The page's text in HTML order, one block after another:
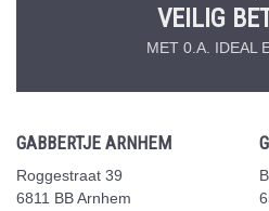
VEILIG
MET 0.A. IDEAL
GABBERTJE ARNHEM
Roggestraat 39
6811 BB Arnhem